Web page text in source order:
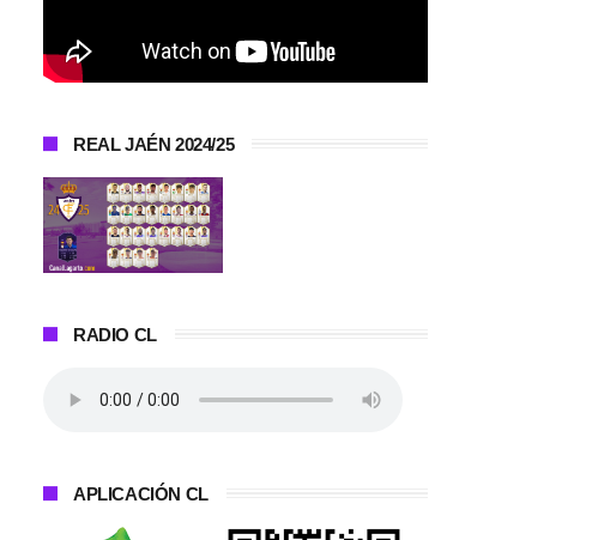
REAL JAÉN 2024/25
RADIO CL
APLICACIÓN CL